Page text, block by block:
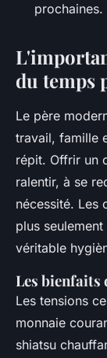
prochaines.
du temps
Le père
travail, famille
répit. Offrir un
ralentir, à se
nécessité. Les
plus
véritable
Les bienfaits
Les tensions
monnaie
shiatsu